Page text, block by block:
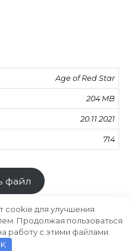
Age of Red Star
204 MB
20.11.2021
714
файл
cookie для улучшения
Продолжая пользоваться
работу с этими файлами.